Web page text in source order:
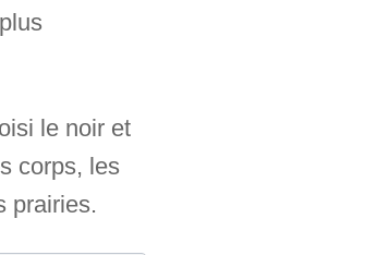
le noir et
corps, les
prairies.